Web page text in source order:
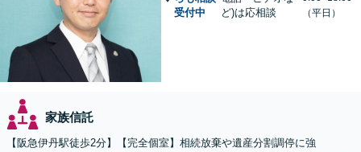
受付中
ど)は応相談
（平日）
家族信託
【阪急伊丹駅徒歩2分】【完全個室】相続放棄や遺産分割調停に強